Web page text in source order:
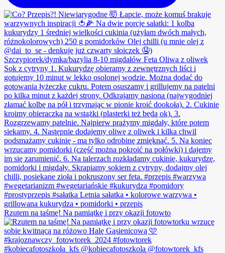
Rzutem na taśmę! Na pamiątkę i przy okazji fotowto